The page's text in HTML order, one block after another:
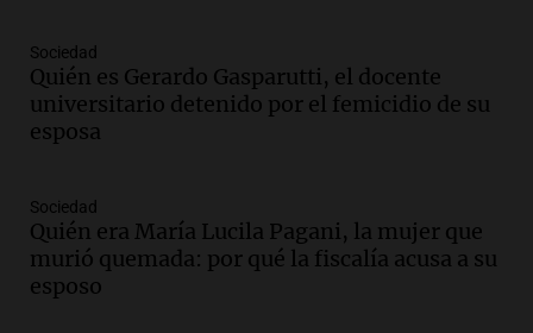
en suspenso a hombre por simular robo
de recaudación en San Luis
Panorama Federal
Episodios
ayuda por problemas de fertilidad y la
ostentación de millonarios
Amamos Argentina
Episodios
Sociedad
Quién es Gerardo Gasparutti, el docente
universitario detenido por el femicidio de su
esposa
Sociedad
Quién era María Lucila Pagani, la mujer que
murió quemada: por qué la fiscalía acusa a su
esposo